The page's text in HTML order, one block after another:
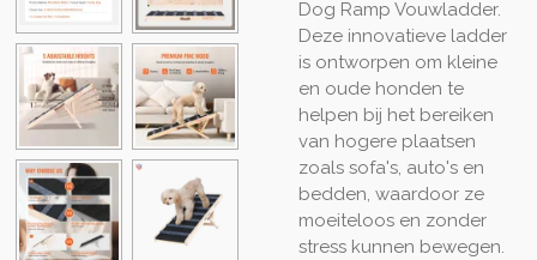
Dog Ramp Vouwladder.
Deze innovatieve ladder
is ontworpen om kleine
en oude honden te
helpen bij het bereiken
van hogere plaatsen
zoals sofa's, auto's en
bedden, waardoor ze
moeiteloos en zonder
stress kunnen bewegen.